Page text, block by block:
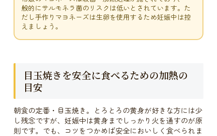
般的にサルモネラ菌のリスクは低いとされています。た
だし手作りマヨネーズは生卵を使用するため妊娠中は控
えましょう。
目玉焼きを安全に食べるための加熱の
目安
朝食の定番・目玉焼き。とろとろの黄身が好きな方には少
し残念ですが、妊娠中は黄身までしっかり火を通すのが原
則です。でも、コツをつかめば安全においしく食べられま